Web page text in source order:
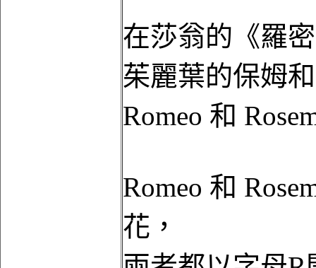
在莎翁的《羅
茱麗葉的保姆
Romeo 和
Romeo 和
花，